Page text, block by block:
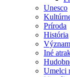
Unesco
Príroda
História
Iné
Umelci